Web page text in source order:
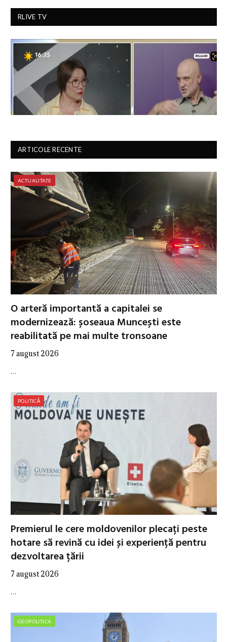
RLIVE TV
ARTICOLE RECENTE
ACTUALITATE
O arteră importantă a capitalei se
modernizează: șoseaua Muncești este
reabilitată pe mai multe tronsoane
7 august 2026
…
POLITICĂ
Premierul le cere moldovenilor plecați peste
hotare să revină cu idei și experiență pentru
dezvoltarea țării
7 august 2026
…
GEOPOLITICA